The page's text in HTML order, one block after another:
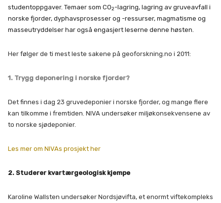
studentoppgaver. Temaer som CO2-lagring, lagring av gruveavfall i
norske fjorder, dyphavsprosesser og -ressurser, magmatisme og
masseutryddelser har også engasjert leserne denne høsten.
Her følger de ti mest leste sakene på geoforskning.no i 2011:
1. Trygg deponering i norske fjorder?
Det finnes i dag 23 gruvedeponier i norske fjorder, og mange flere
kan tilkomme i fremtiden. NIVA undersøker miljøkonsekvensene av
to norske sjødeponier.
Les mer om NIVAs prosjekt her
2. Studerer kvartærgeologisk kjempe
Karoline Wallsten undersøker Nordsjøvifta, et enormt viftekompleks